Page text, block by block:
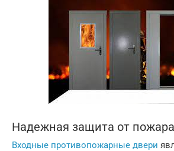
Надежная защита от пожара
Входные противопожарные двери